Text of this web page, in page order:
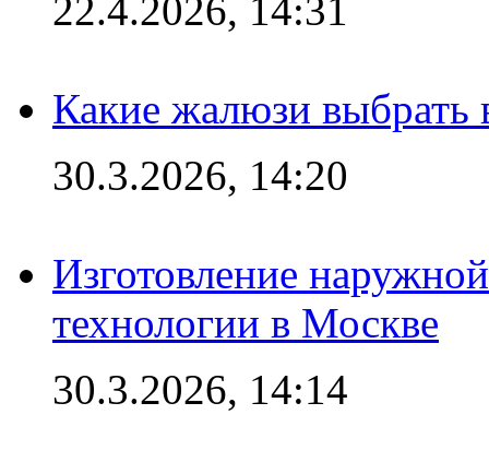
22.4.2026, 14:31
Какие жалюзи выбрать
30.3.2026, 14:20
Изготовление
технологии в Москве
30.3.2026, 14:14